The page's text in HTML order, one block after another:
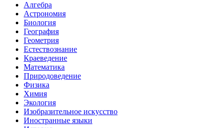
Алгебра
Астрономия
Биология
География
Геометрия
Естествознание
Краеведение
Математика
Природоведение
Физика
Химия
Экология
Изобразительное искусство
Иностранные языки